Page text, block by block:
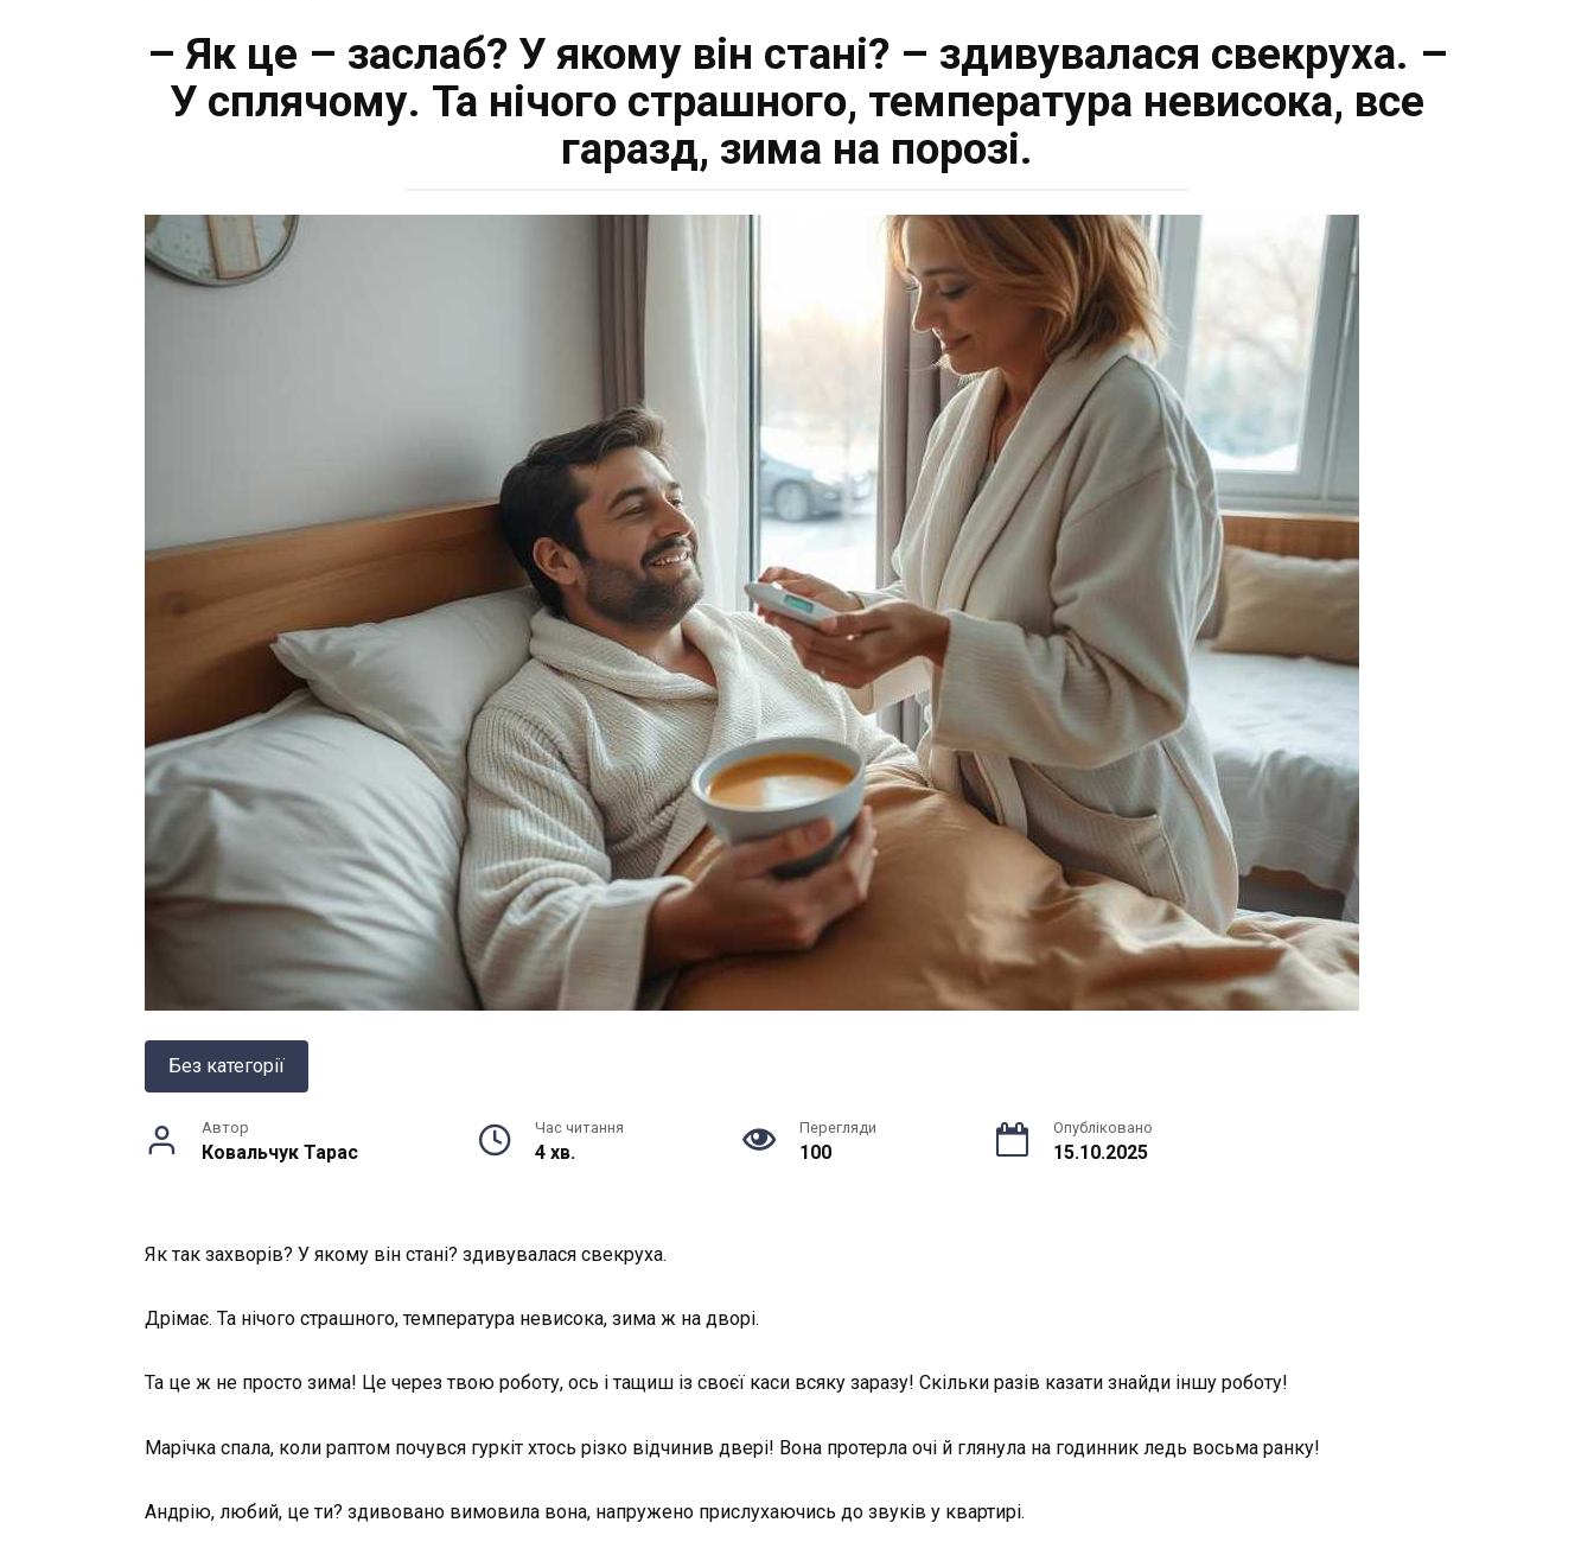
– Як це – заслаб? У якому він стані? – здивувалася свекруха. –
У сплячому. Та нічого страшного, температура невисока, все
гаразд, зима на порозі.
Без категорії
Автор
Ковальчук Тарас
Час читання
4 хв.
Перегляди
100
Опубліковано
15.10.2025
Як так захворів? У якому він стані? здивувалася свекруха.
Дрімає. Та нічого страшного, температура невисока, зима ж на дворі.
Та це ж не просто зима! Це через твою роботу, ось і тащиш із своєї каси всяку заразу! Скільки разів казати знайди іншу роботу!
Марічка спала, коли раптом почувся гуркіт хтось різко відчинив двері! Вона протерла очі й глянула на годинник ледь восьма ранку!
Андрію, любий, це ти? здивовано вимовила вона, напружено прислухаючись до звуків у квартирі.